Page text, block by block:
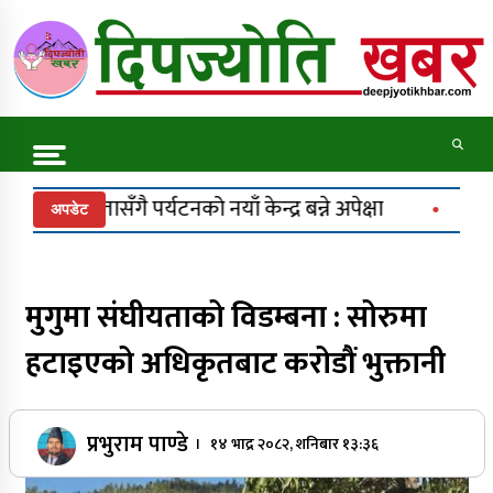
content
Online News Portal
Trending Now
कर्णाली राजमार्ग अवरुद्ध
सरकारको ध्यानाकर्षण
अपडेट
नयाँ केन्द्र बन्ने अपेक्षा कर्णाली प्रदेश निर्माण
मुगुमा संघीयताको विडम्बना : सोरुमा
हटाइएको अधिकृतबाट करोडौं भुक्तानी
प्रभुराम पाण्डे। १४ भाद्र २०८२, शनिबार १३:३६